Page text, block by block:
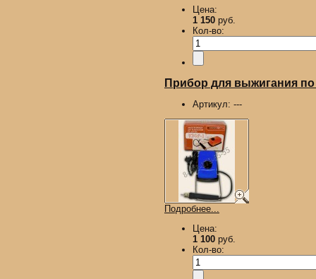
Цена:
1 150 руб.
Кол-во:
Прибор для выжигания
Артикул: ---
Подробнее...
Цена:
1 100 руб.
Кол-во: